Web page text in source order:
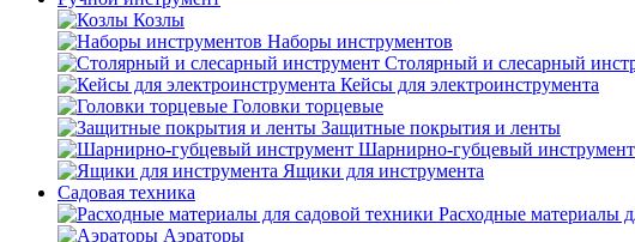
Козлы
Наборы инструментов
Столярный и слесарный
Кейсы для электроинструмента
Головки торцевые
Защитные покрытия и ленты
Шарнирно-губцевый инструмент
Ящики для инструмента
Садовая техника
Расходные материалы
Аэраторы